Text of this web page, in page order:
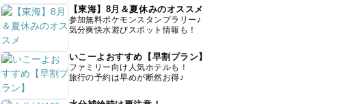
【東海】8月＆夏休みのオススメ
参加無料ポケモンスタンプラリー♪
気分爽快水遊びスポット情報も！
いこーよおすすめ【早割プラン】
ファミリー向け人気ホテルも！
旅行の予約は早めが断然お得♪